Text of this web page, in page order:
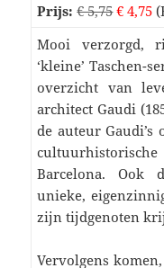
Prijs: € 5,75 € 4,75
Mooi verzorgd,
‘kleine’ Taschen-
overzicht van
architect Gaudi
de auteur
Barcelona. Ook
unieke,
zijn tijdgenoten
Vervolgens